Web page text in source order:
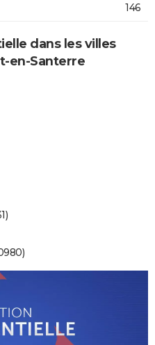
146
dans les villes
en-Santerre